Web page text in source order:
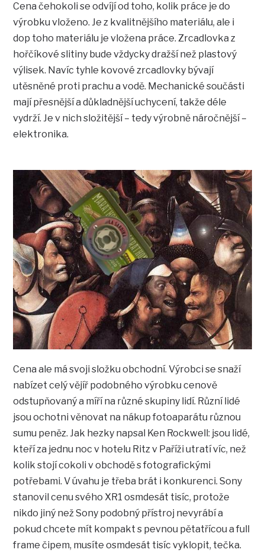
Cena čehokoli se odvíjí od toho, kolik práce je do
výrobku vloženo. Je z kvalitnějšího materiálu, ale i
dop toho materiálu je vložena práce. Zrcadlovka z
hořčíkové slitiny bude vždycky dražší než plastový
výlisek. Navíc tyhle kovové zrcadlovky bývají
utěsněné proti prachu a vodě. Mechanické součásti
mají přesnější a důkladnější uchycení, takže déle
vydrží. Je v nich složitější – tedy výrobně náročnější –
elektronika.
Cena ale má svoji složku obchodní. Výrobci se snaží
nabízet celý vějíř podobného výrobku cenově
odstupňovaný a míří na různé skupiny lidí. Různí lidé
jsou ochotni věnovat na nákup fotoaparátu různou
sumu peněz. Jak hezky napsal Ken Rockwell: jsou lidé,
kteří za jednu noc v hotelu Ritz v Paříži utratí víc, než
kolik stojí cokoli v obchodě s fotografickými
potřebami. V úvahu je třeba brát i konkurenci. Sony
stanovil cenu svého XR1 osmdesát tisíc, protože
nikdo jiný než Sony podobný přístroj nevyrábí a
pokud chcete mít kompakt s pevnou pětatřícou a full
frame čipem, musíte osmdesát tisíc vyklopit, tečka.